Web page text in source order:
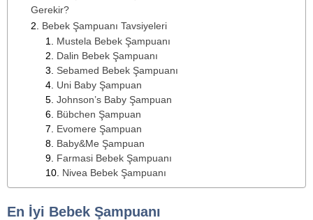
Gerekir?
Bebek Şampuanı Tavsiyeleri
Mustela Bebek Şampuanı
Dalin Bebek Şampuanı
Sebamed Bebek Şampuanı
Uni Baby Şampuan
Johnson’s Baby Şampuan
Bübchen Şampuan
Evomere Şampuan
Baby&Me Şampuan
Farmasi Bebek Şampuanı
Nivea Bebek Şampuanı
En İyi Bebek Şampuanı